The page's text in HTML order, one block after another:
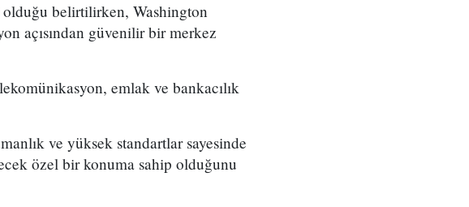
olduğu belirtilirken, Washington
açısından güvenilir bir merkez
emlak ve bankacılık
ve yüksek standartlar sayesinde
özel bir konuma sahip olduğunu